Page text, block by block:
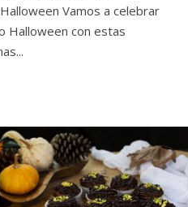
Vamos a celebrar
Halloween con estas